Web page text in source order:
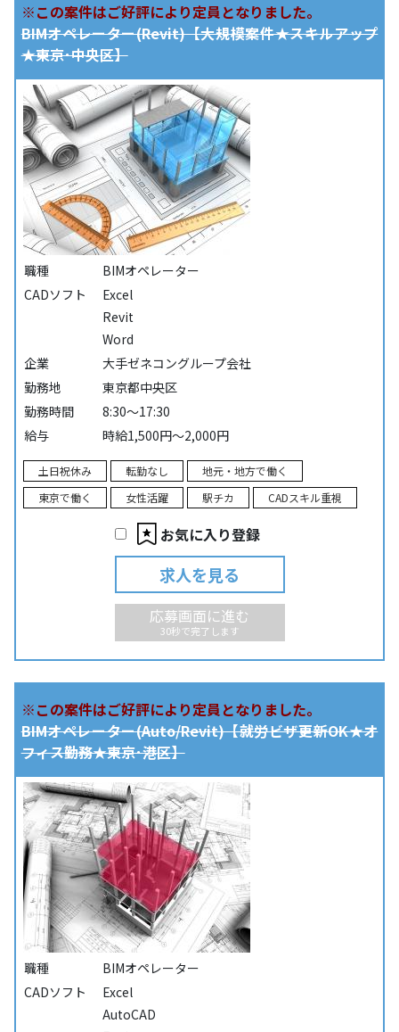
※この案件はご好評により定員となりました。
BIMオペレーター(Revit)【大規模案件★スキルアップ
★東京･中央区】
職種
BIMオペレーター
CADソフト
Excel
Revit
Word
企業
大手ゼネコングループ会社
勤務地
東京都中央区
勤務時間
8:30～17:30
給与
時給1,500円～2,000円
土日祝休み 転勤なし
地元・地方で働く
東京で働く
女性活躍 駅チカ CADスキル重視
お気に入り登録
求人を見る
応募画面に進む
30秒で完了します
※この案件はご好評により定員となりました。
BIMオペレーター(Auto/Revit)【就労ビザ更新OK★オ
フィス勤務★東京･港区】
職種
BIMオペレーター
CADソフト
Excel
AutoCAD